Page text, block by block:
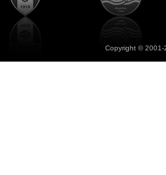
Copyright ©